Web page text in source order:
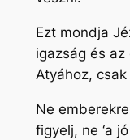
Ezt mondja
igazság és
Atyához, csak
Ne
figyelj, ne ‘a